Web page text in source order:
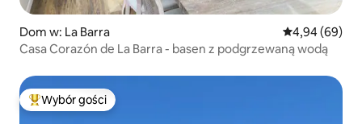
Dom w: La Barra Średnia
4,94 (69)
Casa Corazón de La Barra - basen z podgrzewaną wodą
Najpopularniejsze z kategorii Wybór gości
Wybór gości